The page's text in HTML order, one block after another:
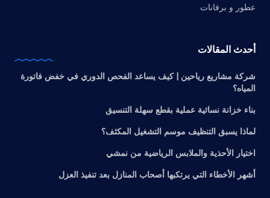
عطور و برفانات
أحدث المقالات
شركة مشاريع رياحين | كيف يساعد الفحص الدوري في خفض فاتورة
المياه؟
بناء خزانة نسائية عملية بقطع سهلة التنسيق
لماذا يسبق التنظيف موسم التشغيل المكثف؟
اختيار الأحذية والملابس الرياضية من نمشي
أشهر الأخطاء التي يرتكبها أصحاب المنازل بعد تنفيذ العزل